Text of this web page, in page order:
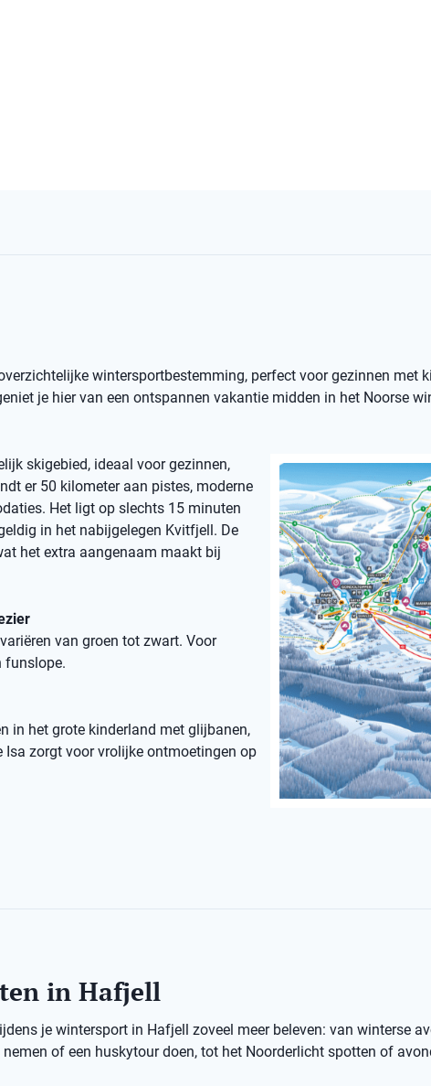
wintersportbestemming, perfect voor gezinnen met
je hier van een ontspannen vakantie midden in het Noorse
skigebied, ideaal voor gezinnen,
er 50 kilometer aan pistes, moderne
Het ligt op slechts 15 minuten
in het nabijgelegen Kvitfjell. De
het extra aangenaam maakt bij
van groen tot zwart. Voor
funslope.
in het grote kinderland met glijbanen,
zorgt voor vrolijke ontmoetingen op
in Hafjell
je wintersport in Hafjell zoveel meer beleven: van winterse
of een huskytour doen, tot het Noorderlicht spotten of